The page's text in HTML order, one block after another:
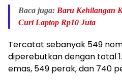
Baca juga: Baru Kehilangan
Curi Laptop Rp10 Juta
Tercatat sebanyak 549
diperebutkan dengan total
emas, 549 perak, dan 740